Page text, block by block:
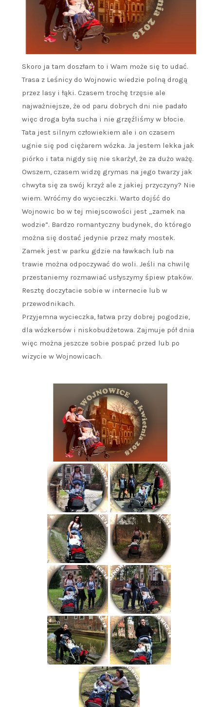
Skoro ja tam doszłam to i Wam może się to udać.
Trasa z Leśnicy do Wojnowic wiedzie polną drogą
przez lasy i łąki. Czasem trochę trzęsie ale
najważniejsze, że od paru dobrych dni nie padało
więc droga była sucha i nie grzęźliśmy w błocie.
Tata jest silnym człowiekiem ale i on czasem
ugnie się pod ciężarem wózka. Ja jestem lekka jak
piórko i tata nigdy się nie skarżył, że za dużo ważę.
Owszem, czasem widzę grymas na jego twarzy jak
chwyta się za swój krzyż ale z jakiej przyczyny? Nie
wiem. Wróćmy do wycieczki. Warto dojść do
Wojnowic bo w tej miejscowości jest „zamek na
wodzie”. Bardzo romantyczny budynek, do którego
można się dostać jedynie przez mały mostek.
Zamek jest w parku gdzie na ławkach lub na
trawie można odpoczywać do woli. Jeśli na chwilę
przestaniemy rozmawiać usłyszymy śpiew ptaków.
Resztę doczytacie sobie w internecie lub w
przewodnikach.
Przyjemna wycieczka, łatwa przy dobrej pogodzie,
dla wózkersów i niskobudżetowa. Zajmuje pół dnia
więc można jeszcze sobie pospać przed lub po
wizycie w Wojnowicach.